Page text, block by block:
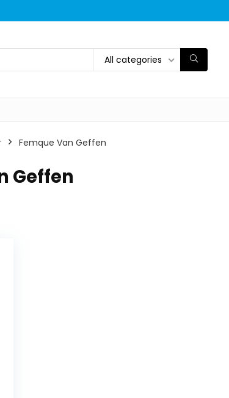
All categories
Femque Van Geffen
Geffen